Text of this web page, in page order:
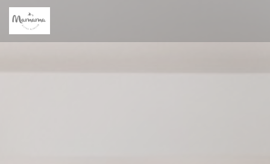
Cookie管理面板